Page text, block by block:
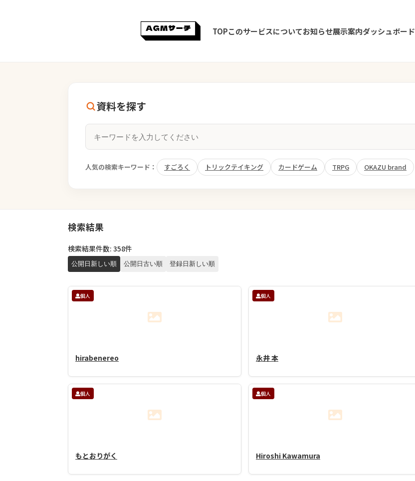
TOPこのサービスについてお知らせ展示案内ダッシュボード
資料を探す
人気の検索キーワード： すごろく トリックテイキング カードゲーム TRPG OKAZU brand
検索結果
検索結果件数: 358件
公開日新しい順 公開日古い順 登録日新しい順
個人
hirabenereo
個人
永井 本
個人
もとおりがく
個人
Hiroshi Kawamura